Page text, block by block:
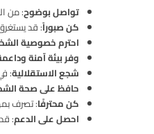
تواصل بوضوح: من
كن صبوراً: قد
احترم خصوصية
وفر بيئة آمنة
شجع الاستقلالية:
حافظ على صحة
كن محترفًا: تصرف
احصل على الدعم: